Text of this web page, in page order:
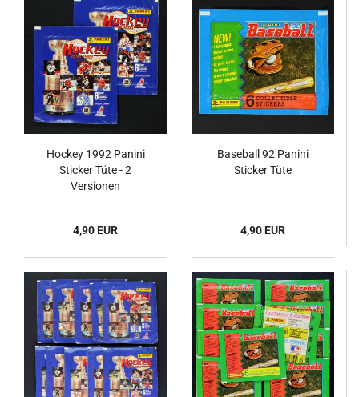
Hockey 1992 Panini
Sticker Tüte - 2
Versionen
4,90 EUR
Baseball 92 Panini
Sticker Tüte
4,90 EUR